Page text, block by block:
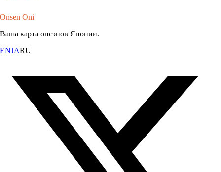
Onsen Oni
Ваша карта онсэнов Японии.
ENJARU